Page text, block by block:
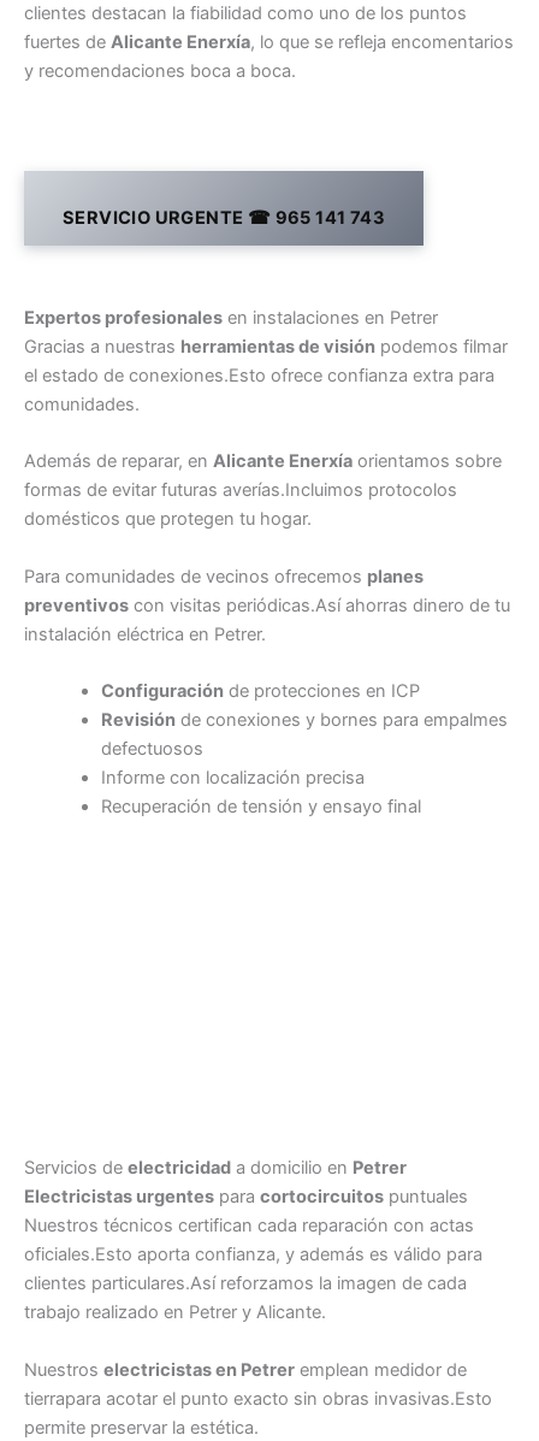
clientes destacan la fiabilidad como uno de los puntos
fuertes de Alicante Enerxía, lo que se refleja encomentarios
y recomendaciones boca a boca.
SERVICIO URGENTE ☎ 965 141 743
Expertos profesionales en instalaciones en Petrer
Gracias a nuestras herramientas de visión podemos filmar
el estado de conexiones.Esto ofrece confianza extra para
comunidades.
Además de reparar, en Alicante Enerxía orientamos sobre
formas de evitar futuras averías.Incluimos protocolos
domésticos que protegen tu hogar.
Para comunidades de vecinos ofrecemos planes
preventivos con visitas periódicas.Así ahorras dinero de tu
instalación eléctrica en Petrer.
Configuraciónde protecciones en ICP
Revisiónde conexiones y bornes para empalmes
defectuosos
Informe con localización precisa
Recuperación de tensión y ensayo final
Servicios de electricidad a domicilio en Petrer
Electricistas urgentes para cortocircuitos puntuales
Nuestros técnicos certifican cada reparación con actas
oficiales.Esto aporta confianza, y además es válido para
clientes particulares.Así reforzamos la imagen de cada
trabajo realizado en Petrer y Alicante.
Nuestros electricistas en Petrer emplean medidor de
tierrapara acotar el punto exacto sin obras invasivas.Esto
permite preservar la estética.